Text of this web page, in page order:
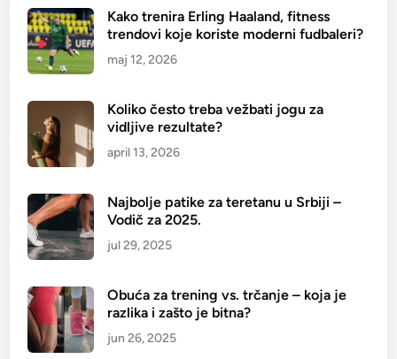
e
r
e
t
n
u
u
r
i
j
i
–
V
o
Kako trenira Erling Haaland, fitness
trendovi koje koriste moderni fudbaleri?
maj 12, 2026
Koliko često treba vežbati jogu za
vidljive rezultate?
april 13, 2026
Najbolje patike za teretanu u Srbiji –
Vodič za 2025.
jul 29, 2025
Obuća za trening vs. trčanje – koja je
razlika i zašto je bitna?
jun 26, 2025